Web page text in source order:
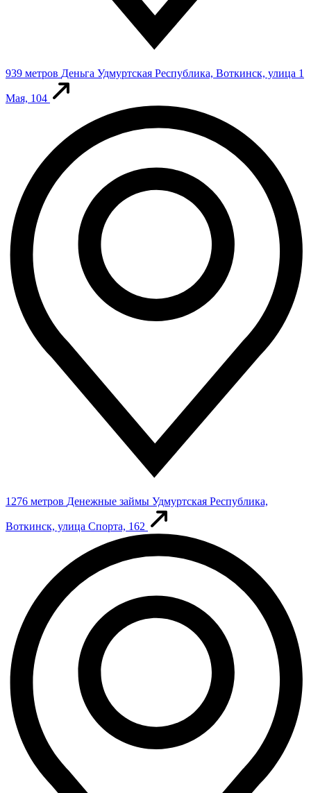
939 метров Деньга Удмуртская Республика, Воткинск, улица 1
Мая, 104
1276 метров Денежные займы Удмуртская Республика,
Воткинск, улица Спорта, 162